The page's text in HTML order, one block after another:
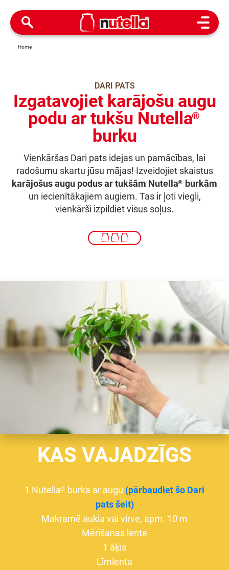
Open
Home
DARI PATS
Izgatavojiet karājošu augu
podu ar tukšu Nutella®
burku
Vienkāršas Dari pats idejas un pamācības, lai
radošumu skartu jūsu mājas! Izveidojiet skaistus
karājošus augu podus ar tukšām Nutella®
burkām
un iecienītākajiem augiem. Tas ir ļoti viegli,
vienkārši izpildiet visus soļus.
KAS VAJADZĪGS
1 Nutella® burka ar augu (pārbaudiet šo Dari
pats šeit)
Makramē aukla vai virve, apm. 10 m
Mērīšanas lente
1 āķis
Līmlenta